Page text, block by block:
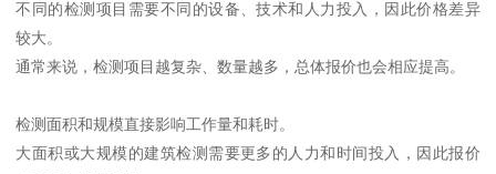
不同的检测项目需要不同的设备、技术和人力投入，因此价格差异
较大。
通常来说，检测项目越复杂、数量越多，总体报价也会相应提高。
检测面积和规模直接影响工作量和耗时。
大面积或大规模的建筑检测需要更多的人力和时间投入，因此报价